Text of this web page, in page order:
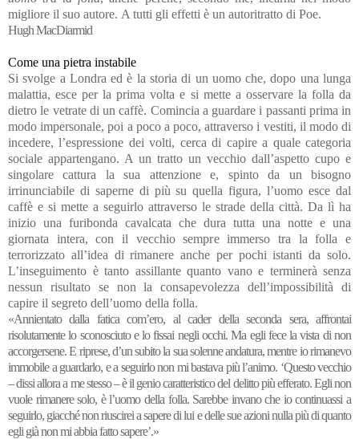
migliore il suo autore. A tutti gli effetti è un autoritratto di Poe.
Hugh MacDiarmid
Come una pietra instabile
Si svolge a Londra ed è la storia di un uomo che, dopo una lunga
malattia, esce per la prima volta e si mette a osservare la folla da
dietro le vetrate di un caffè. Comincia a guardare i passanti prima in
modo impersonale, poi a poco a poco, attraverso i vestiti, il modo di
incedere, l’espressione dei volti, cerca di capire a quale categoria
sociale appartengano. A un tratto un vecchio dall’aspetto cupo e
singolare cattura la sua attenzione e, spinto da un bisogno
irrinunciabile di saperne di più su quella figura, l’uomo esce dal
caffè e si mette a seguirlo attraverso le strade della città. Da lì ha
inizio una furibonda cavalcata che dura tutta una notte e una
giornata intera, con il vecchio sempre immerso tra la folla e
terrorizzato all’idea di rimanere anche per pochi istanti da solo.
L’inseguimento è tanto assillante quanto vano e terminerà senza
nessun risultato se non la consapevolezza dell’impossibilità di
capire il segreto dell’uomo della folla.
«Annientato dalla fatica com’ero, al cader della seconda sera, affrontai
risolutamente lo sconosciuto e lo fissai negli occhi. Ma egli fece la vista di non
accorgersene. E riprese, d’un subito la sua solenne andatura, mentre io rimanevo
immobile a guardarlo, e a seguirlo non mi bastava più l’animo. ‘Questo vecchio
– dissi allora a me stesso – è il genio caratteristico del delitto più efferato. Egli non
vuole rimanere solo, è l’uomo della folla. Sarebbe invano che io continuassi a
seguirlo, giacché non riuscirei a sapere di lui e delle sue azioni nulla più di quanto
egli già non mi abbia fatto sapere’.»